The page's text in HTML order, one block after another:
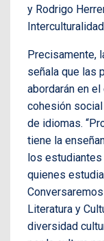
y Rodrigo
Precisamente,
señala que las
abordarán en
cohesión
de idiomas.
tiene la
los
quienes
Literatura y
diversidad